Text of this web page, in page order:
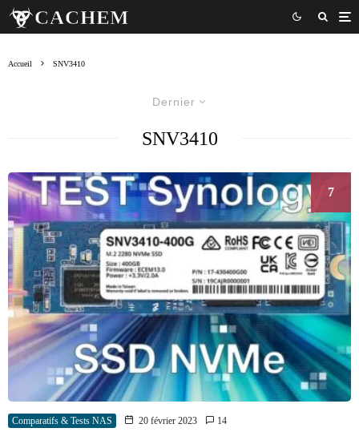
Accueil SNV3410
Dernier
SNV3410
7
Comparatifs & Tests NAS 20 février 2023 14